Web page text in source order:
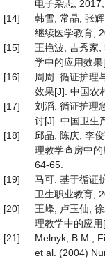
电子杂志,
[14]
韩雪, 常晶, 张
继续医学教育,
[15]
王艳波, 吉秀家,
学中的应用效
[16]
周周. 循证护理
效果[J]. 中国农
[17]
刘滔. 循证护理
讨[J]. 中国卫生
[18]
邱晶, 陈庆, 李
理教学查房中
64-65.
[19]
马可. 基于循证
卫生职业教育,
[20]
王峰, 卢玉仙,
理教学中的应
[21]
Melnyk, B.M.,
et al. (2004)